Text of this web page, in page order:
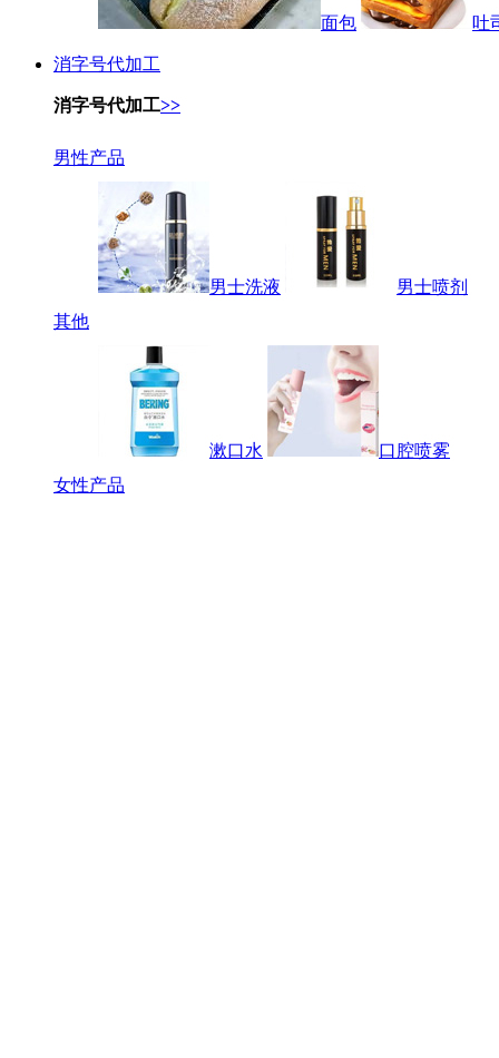
面包 吐
消字号代加工
消字号代加工>>
男性产品
男士洗液
男士喷剂
其他
漱口水
口腔喷雾
女性产品